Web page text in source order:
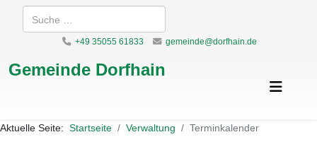
Suchen
+49 35055 61833 gemeinde@dorfhain.de
Gemeinde Dorfhain
Aktuelle Seite: Startseite Verwaltung Terminkalender